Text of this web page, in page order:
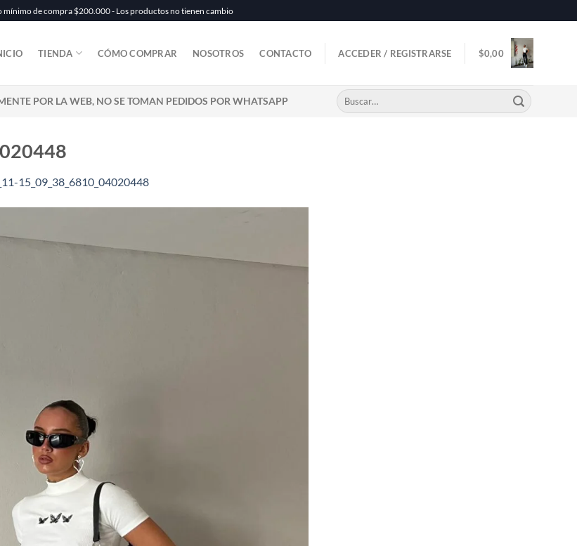
mínimo de compra $200.000 - Los productos no tienen cambio
TIENDA CÓMO COMPRAR NOSOTROS CONTACTO ACCEDER / REGISTRARSE $0,00
POR LA WEB, NO SE TOMAN PEDIDOS POR WHATSAPP
Buscar
por:
15_09_38_6810_04020448